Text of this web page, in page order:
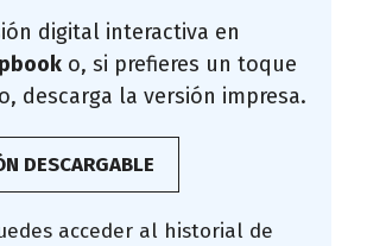
digital interactiva en
o, si prefieres un toque
descarga la versión impresa.
DESCARGABLE
acceder al historial de